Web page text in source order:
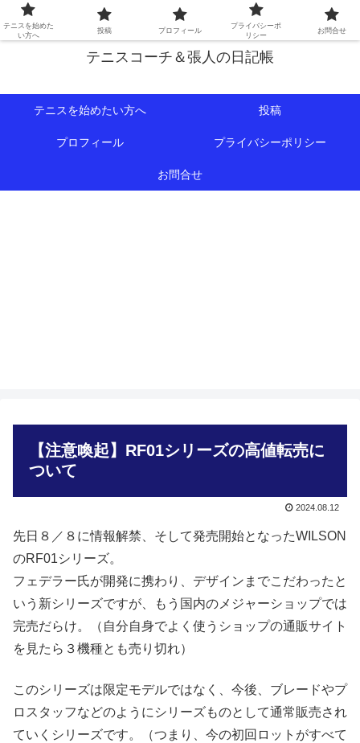
初心者∼中級者向けの情報を中心にテニスライフをサポート！
テニスコーチ＆張人の日記帳
テニスを始めたい方へ 投稿
プロフィール プライバシーポリシー
お問合せ
【注意喚起】RF01シリーズの高値転売に
ついて
2024.08.12
先日８／８に情報解禁、そして発売開始となったWILSON
のRF01シリーズ。
フェデラー氏が開発に携わり、デザインまでこだわったと
いう新シリーズですが、もう国内のメジャーショップでは
完売だらけ。（自分自身でよく使うショップの通販サイト
を見たら３機種とも売り切れ）
このシリーズは限定モデルではなく、今後、ブレードやプ
ロスタッフなどのようにシリーズものとして通常販売され
ていくシリーズです。（つまり、今の初回ロットがすべて
テニスを始めた
い方へ
投稿 プロフィール
プライバシーポ
リシー
お問合せ